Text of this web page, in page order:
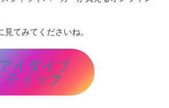
てみてくださいね。
イダイブ
ティック